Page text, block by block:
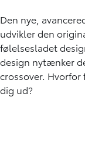
Den nye,
udvikler den
følelsesladet
design nytænker
crossover.
dig ud?